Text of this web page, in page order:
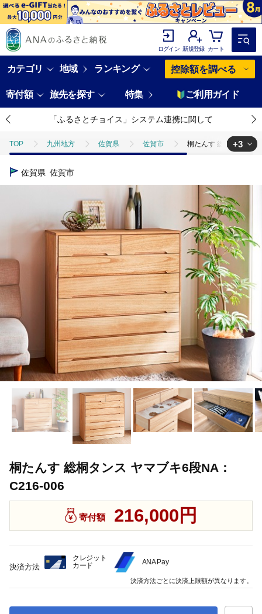
ログイン 新規登録 カート
カテゴリ 地域 ランキング 控除額を調べる
寄付額 旅先を探す 特集 ご利用ガイド
「ふるさとチョイス」システム連携に関して
TOP 九州地方 佐賀県 佐賀市 桐たんす 総桐タンス
TOP
桐たんす 総桐タンス ヤマブキ6段
日用品・雑貨 伝統工芸品 桐たんす 総桐タンス ヤマ
+3
佐賀県 佐賀市
桐たんす 総桐タンス ヤマブキ6段NA：
C216-006
寄付額 216,000円
決済方法
クレジット
カード
ANA Pay
決済方法ごとに決済上限額が異なります。